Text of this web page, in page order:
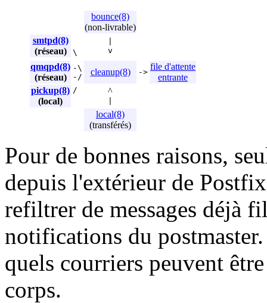
bounce(8)
(non-livrable)
smtpd(8)
(réseau)
\
v
qmqpd(8)
(réseau)
-\
-/
cleanup(8) ->
file d'attente
entrante
pickup(8)
(local)
/ ^
local(8)
(transférés)
Pour de bonnes raisons,
depuis l'extérieur de
refiltrer de messages déjà
notifications du
quels courriers peuvent
corps.